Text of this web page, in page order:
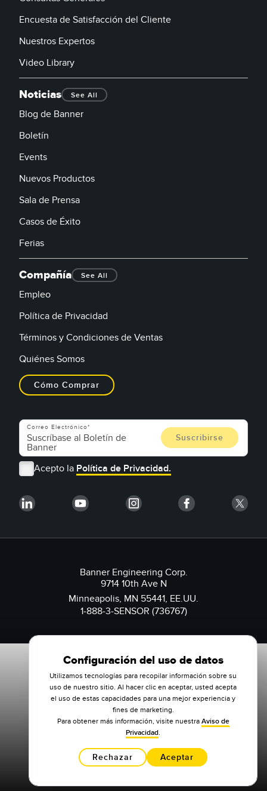
Encuesta de Satisfacción del Cliente
Nuestros Expertos
Video Library
Noticias See All
Blog de Banner
Boletín
Events
Nuevos Productos
Sala de Prensa
Casos de Éxito
Ferias
Compañía See All
Empleo
Política de Privacidad
Términos y Condiciones de Ventas
Quiénes Somos
Cómo Comprar
Correo Electrónico
Acepto la Política de Privacidad.
Banner Engineering Corp.
9714 10th Ave N
Minneapolis, MN 55441, EE.UU.
1-888-3-SENSOR (736767)
Configuración del uso de datos
Utilizamos tecnologías para recopilar información sobre su
uso de nuestro sitio. Al hacer clic en aceptar, usted acepta
el uso de estas capacidades para una mejor experiencia y
fines de marketing.
Para obtener más información, visite nuestra Aviso de
Privacidad.
Rechazar Aceptar